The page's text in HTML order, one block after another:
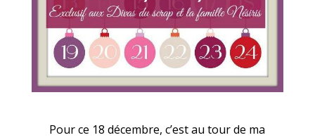
Pour ce 18 décembre, c’est au tour de ma